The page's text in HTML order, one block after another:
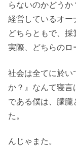
らないのかどう
経営しているオー
どちらともで、採
実際、どちらのロ
社会は全てに於い
か？』なんて寝言
である僕は、朦朧
た。
んじゃまた。